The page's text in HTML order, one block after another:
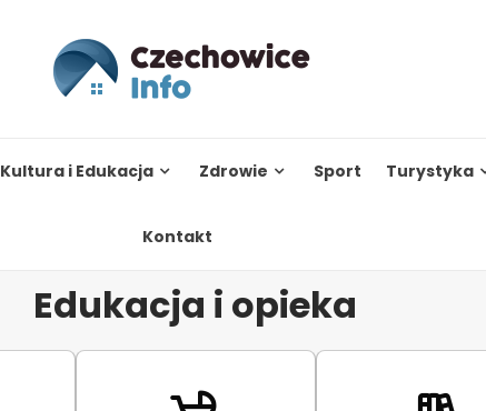
Kultura i Edukacja Zdrowie Sport Turystyka
Kontakt
Edukacja i opieka